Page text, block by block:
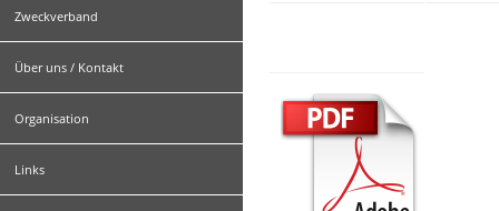
Zweckverband
Über uns / Kontakt
Organisation
Links